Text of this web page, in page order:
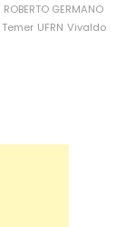
ROBERTO GERMANO
Temer UFRN Vivaldo